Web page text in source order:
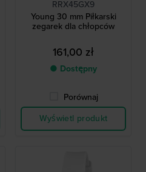
RRX45GX9
Young 30 mm Piłkarski
zegarek dla chłopców
161,00 zł
● Dostępny
Porównaj
Wyświetl produkt